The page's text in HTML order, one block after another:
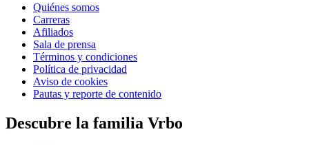
Quiénes somos
Carreras
Afiliados
Sala de prensa
Términos y condiciones
Política de privacidad
Aviso de cookies
Pautas y reporte de contenido
Descubre la familia Vrbo